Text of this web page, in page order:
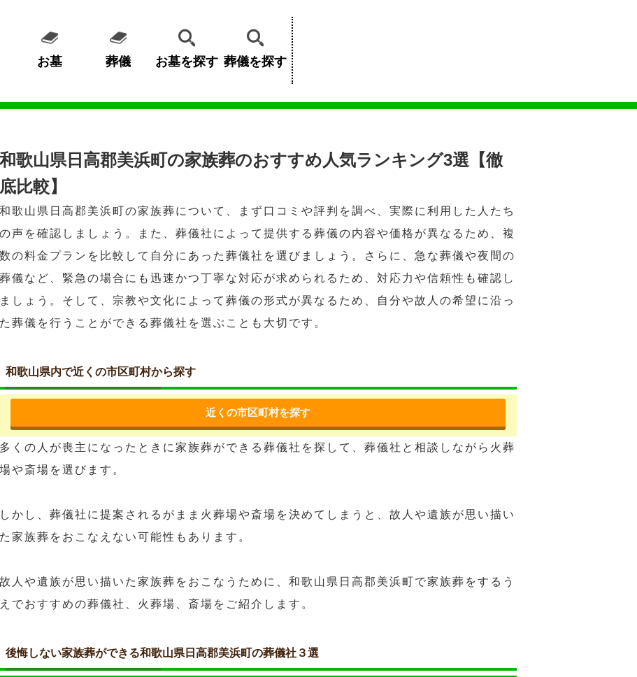
お墓 葬儀 お墓を探す 葬儀を探す
和歌山県日高郡美浜町の家族葬のおすすめ人気ランキング3選【徹
底比較】
和歌山県日高郡美浜町の家族葬について、まず口コミや評判を調べ、実際に利用した人たち
の声を確認しましょう。また、葬儀社によって提供する葬儀の内容や価格が異なるため、複
数の料金プランを比較して自分にあった葬儀社を選びましょう。さらに、急な葬儀や夜間の
葬儀など、緊急の場合にも迅速かつ丁寧な対応が求められるため、対応力や信頼性も確認し
ましょう。そして、宗教や文化によって葬儀の形式が異なるため、自分や故人の希望に沿っ
た葬儀を行うことができる葬儀社を選ぶことも大切です。
和歌山県内で近くの市区町村から探す
近くの市区町村を探す
多くの人が喪主になったときに家族葬ができる葬儀社を探して、葬儀社と相談しながら火葬
場や斎場を選びます。
しかし、葬儀社に提案されるがまま火葬場や斎場を決めてしまうと、故人や遺族が思い描い
た家族葬をおこなえない可能性もあります。
故人や遺族が思い描いた家族葬をおこなうために、和歌山県日高郡美浜町で家族葬をするう
えでおすすめの葬儀社、火葬場、斎場をご紹介します。
後悔しない家族葬ができる和歌山県日高郡美浜町の葬儀社３選